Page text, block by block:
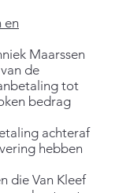
en
Maarssen
de
tot
bedrag
achteraf
hebben
die Van Kleef